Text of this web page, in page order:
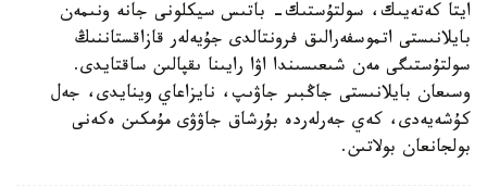
ايتا كەتەيىك، سولتۇستىك- باتىس سيكلونى جانە ونىمەن
بايلانىستى اتموسفەرالىق فرونتالدى جۇيەلەر قازاقستاننىڭ
سولتۇستىگى مەن شىعىسىندا اۋا رايىنا ىقپالىن ساقتايدى.
وسىعان بايلانىستى جاڭبىر جاۋىپ، نايزاعاي وينايدى، جەل
كۇشەيەدى، كەي جەرلەردە بۇرشاق جاۋۋى مۇمكىن ەكەنى
بولجانعان بولاتىن.